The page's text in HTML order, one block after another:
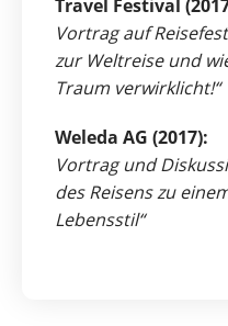
Travel Festival
Vortrag auf
zur Weltreise und
Traum verwirklicht!“
Weleda AG (2017):
Vortrag und
des Reisens zu
Lebensstil“